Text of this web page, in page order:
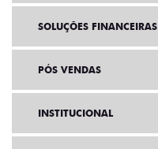
SOLUÇÕES FINANCEIRAS
PÓS VENDAS
INSTITUCIONAL